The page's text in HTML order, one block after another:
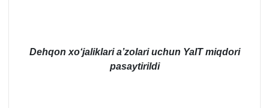
Dehqon хoʻjaliklari a’zolari uchun YaIT miqdori
pasaytirildi